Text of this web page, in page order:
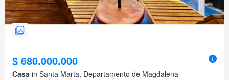
$ 680.000.000
Casa in Santa Marta, Departamento de Magdalena